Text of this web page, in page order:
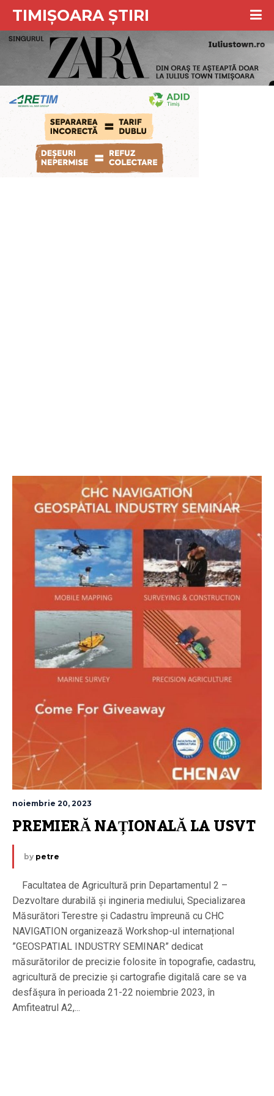
TIMIȘOARA ȘTIRI
noiembrie 20, 2023
PREMIERĂ NAȚIONALĂ LA USVT
by petre
Facultatea de Agricultură prin Departamentul 2 –
Dezvoltare durabilă și ingineria mediului, Specializarea
Măsurători Terestre și Cadastru împreună cu CHC
NAVIGATION organizează Workshop-ul internațional
”GEOSPATIAL INDUSTRY SEMINAR” dedicat
măsurătorilor de precizie folosite în topografie, cadastru,
agricultură de precizie și cartografie digitală care se va
desfășura în perioada 21-22 noiembrie 2023, în
Amfiteatrul A2,...